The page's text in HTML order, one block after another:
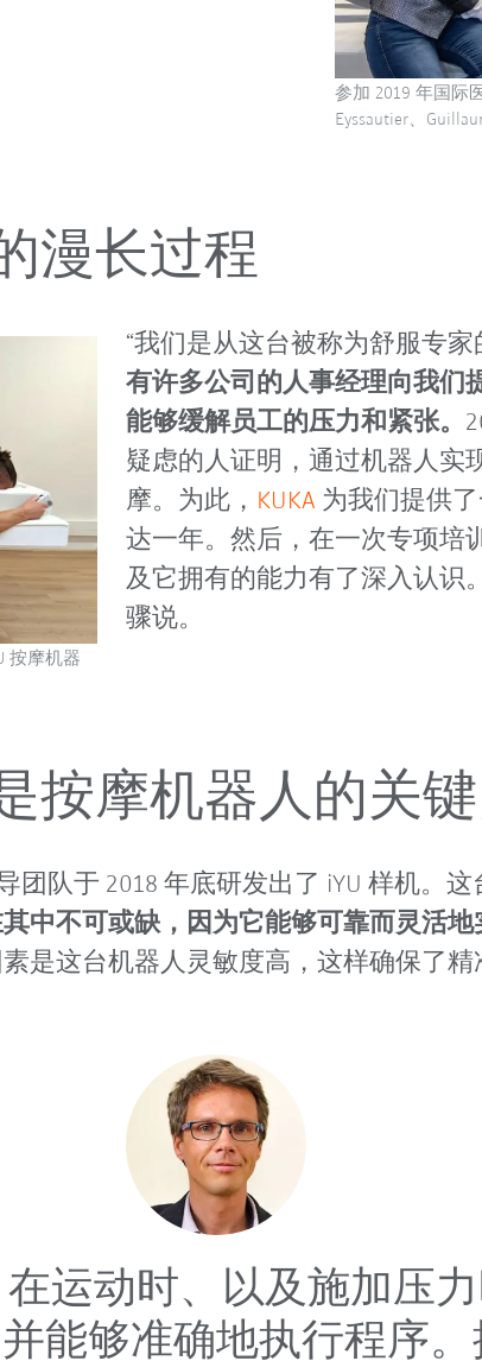
参加 2019 年国际
Eyssautier、
漫长过程
“我们是从这台被称为舒服专
有许多公司的人事经理向我们
能够缓解员工的压力和紧张。
疑虑的人证明，通过机器人实
摩。为此， KUKA 为我们提供
达一年。然后，在一次专项培
及它拥有的能力有了深入认识
骤说。
按摩机器
按摩机器人的关
团队于 2018 年底研发出了 iYU 样机。
其中不可或缺，因为它能够可靠而灵活
素是这台机器人灵敏度高，这样确保了
在运动时、以及施加压
能够准确地执行程序